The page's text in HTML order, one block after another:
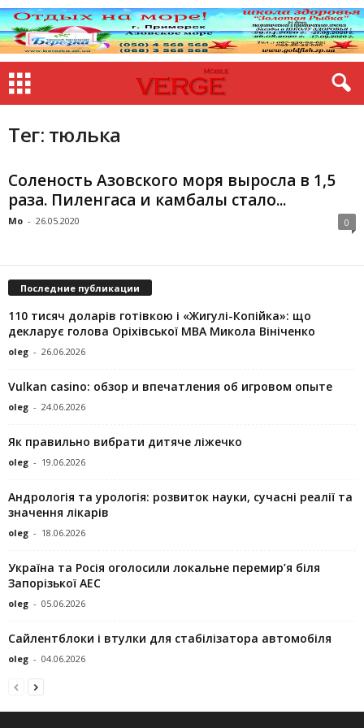
Тег: тюлька
Соленость Азовского моря выросла в 1,5
раза. Пиленгаса и камбалы стало...
Mo - 26.05.2020 0
Последние публикации
110 тисяч доларів готівкою і «Жигулі-Копійка»: що
декларує голова Оріхівської МВА Микола Вініченко
oleg - 26.06.2026
Vulkan casino: обзор и впечатления об игровом опыте
oleg - 24.06.2026
Як правильно вибрати дитяче ліжечко
oleg - 19.06.2026
Андрологія та урологія: розвиток науки, сучасні реалії та
значення лікарів
oleg - 18.06.2026
Україна та Росія оголосили локальне перемир’я біля
Запорізької АЕС
oleg - 05.06.2026
Сайлентблоки і втулки для стабілізатора автомобіля
oleg - 04.06.2026